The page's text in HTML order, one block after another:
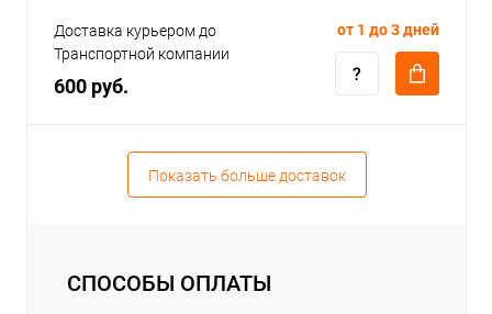
Доставка курьером до
Транспортной компании
600 руб.
от 1 до 3 дней
Показать больше доставок
СПОСОБЫ ОПЛАТЫ